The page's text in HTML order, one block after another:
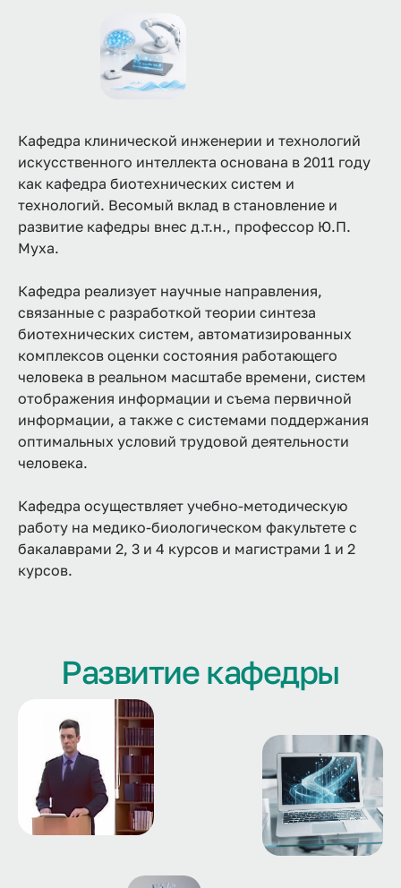
Кафедра клинической инженерии и технологий
искусственного интеллекта основана в 2011 году
как кафедра биотехнических систем и
технологий. Весомый вклад в становление и
развитие кафедры внес д.т.н., профессор Ю.П.
Муха.
Кафедра реализует научные направления,
связанные с разработкой теории синтеза
биотехнических систем, автоматизированных
комплексов оценки состояния работающего
человека в реальном масштабе времени, систем
отображения информации и съема первичной
информации, а также с системами поддержания
оптимальных условий трудовой деятельности
человека.
Кафедра осуществляет учебно-методическую
работу на медико-биологическом факультете с
бакалаврами 2, 3 и 4 курсов и магистрами 1 и 2
курсов.
Развитие кафедры